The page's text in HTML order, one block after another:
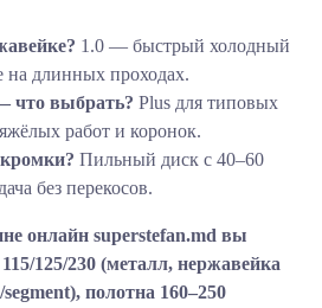
1.0 — быстрый холодный
длинных проходах.
что выбрать? Plus для типовых
работ и коронок.
Пильный диск с 40–60
без перекосов.
онлайн superstefan.md вы
125/230 (металл, нержавейка
полотна 160–250